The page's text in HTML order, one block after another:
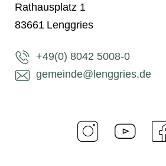
Rathausplatz 1
83661 Lenggries
+49(0) 8042 5008-0
gemeinde@lenggries.de